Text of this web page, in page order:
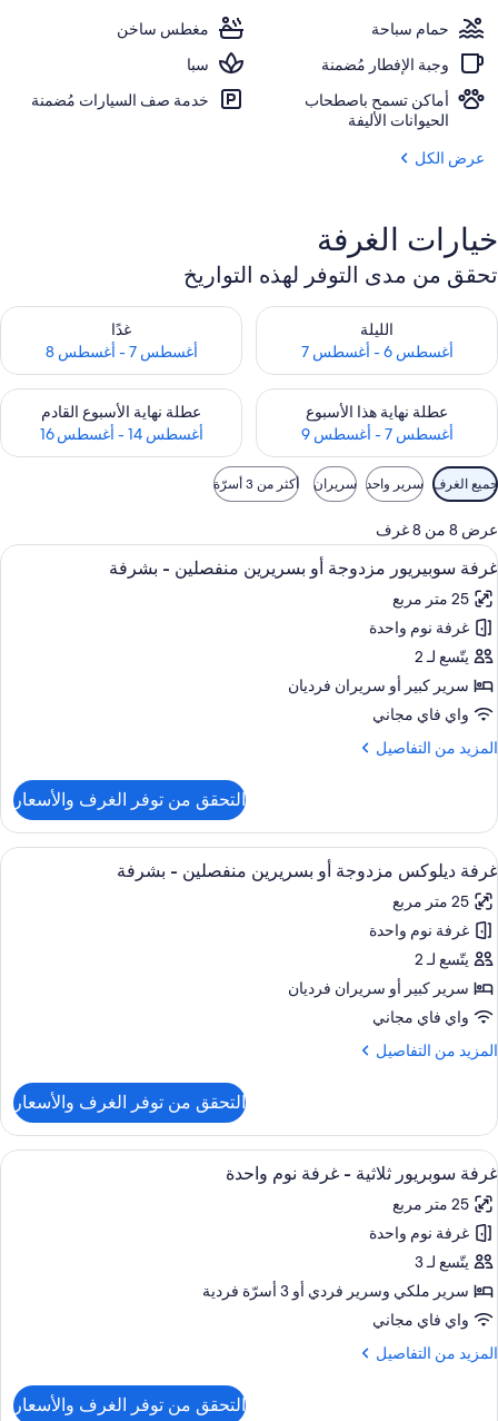
غرف معالجة الأزواج، ساونا، حوض حمام سباحة
مغطس ساخن
وجبة الإفطار مُضمنة
سبا
أماكن تسمح باصطحاب
الحيوانات الأليفة
خدمة صف السيارات مُضمنة
عرض الكل
خيارات الغرفة
تحقق من مدى التوفر لهذه التواريخ
الليلة
أغسطس 6 - أغسطس 7
تحقق من مدى التوفر لليلة للفترة أغسطس 6 - أغسطس 7
غدًا
أغسطس 7 - أغسطس 8
تحقق من مدى التوفر لغد للفترة أغسطس
عطلة نهاية هذا الأسبوع
أغسطس 7 - أغسطس 9
تحقق من مدى التوفر لعطلة نهاية هذا الأسبوع للفترة أغسطس 7 - أغسطس 9
عطلة نهاية الأسبوع القادم
أغسطس 14 - أغسطس 16
تحقق من مدى التوفر لعطلة نهاية
عوامل
التصفية
المتاحة
للغرف
جميع الغرف سرير واحد سريران أكثر من 3 أسرّة
عرض 8 من 8 غرف
استعراض
جميع
صور
غرفة
سوبيريور
مزدوجة
أو
بسريرين
منفصلين
أغطية فراش متميزة وألحفة محشوة
7
غرفة سوبيريور مزدوجة أو بسريرين منفصلين - بشرفة
25 متر مربع
غرفة نوم واحدة
يتّسع لـ 2
سرير كبير‫‬ أو سريران فرديان
واي فاي مجاني
المزيد من التفاصيل
المزيد
غرفة
سوبيريور
مزدوجة
بسريرين
منفصلين
بشرفة
التحقق من توفر الغرف والأسعار
استعراض
جميع
صور
غرفة
ديلوكس
مزدوجة
أو
بسريرين
منفصلين
أغطية فراش متميزة وألحفة محشوة
5
غرفة ديلوكس مزدوجة أو بسريرين منفصلين - بشرفة
25 متر مربع
غرفة نوم واحدة
يتّسع لـ 2
سرير كبير‫‬ أو سريران فرديان
واي فاي مجاني
المزيد من التفاصيل
المزيد
غرفة
ديلوكس
مزدوجة
بسريرين
منفصلين
بشرفة
التحقق من توفر الغرف والأسعار
استعراض
جميع
صور
غرفة
سوبريور
ثلاثية
-
غرفة
نوم
أغطية فراش متميزة وألحفة محشوة
9
غرفة سوبريور ثلاثية - غرفة نوم واحدة
25 متر مربع
غرفة نوم واحدة
يتّسع لـ 3
سرير ملكي‫‬ وسرير فردي‫‬ أو 3 أسرّة فردية
واي فاي مجاني
المزيد من التفاصيل
المزيد
التحقق من توفر الغرف والأسعار